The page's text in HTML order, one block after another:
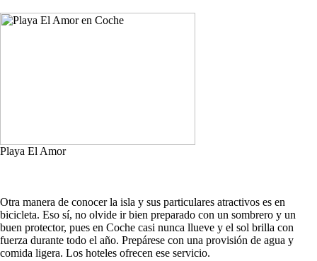
Playa El Amor
Otra manera de conocer la isla y sus particulares atractivos es en
bicicleta. Eso sí, no olvide ir bien preparado con un sombrero y un
buen protector, pues en Coche casi nunca llueve y el sol brilla con
fuerza durante todo el año. Prepárese con una provisión de agua y
comida ligera. Los hoteles ofrecen ese servicio.